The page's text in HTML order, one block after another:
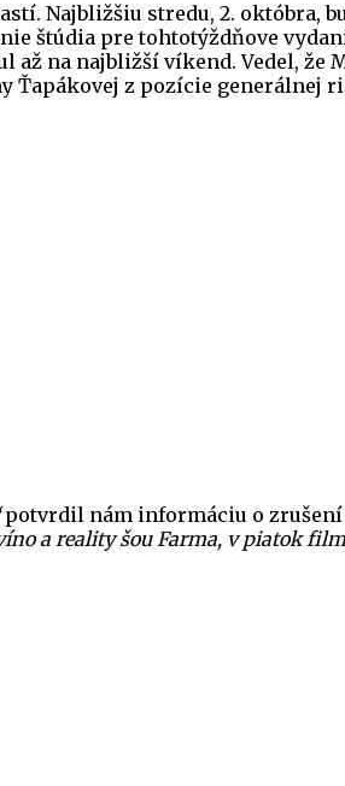
Najbližšiu stredu, 2. októbra,
štúdia pre tohtotýždňove
na najbližší víkend. Vedel, že
Ťapákovej z pozície generálnej
potvrdil nám informáciu o
a reality šou Farma, v piatok